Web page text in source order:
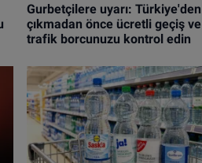
Gurbetçilere uyarı: Türkiye'den
çıkmadan önce ücretli geçiş ve
trafik borcunuzu kontrol edin